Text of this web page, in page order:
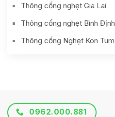
Thông cống nghẹt Gia Lai
Thông cống nghẹt Bình Định
Thông cống Nghẹt Kon Tum
0962.000.881